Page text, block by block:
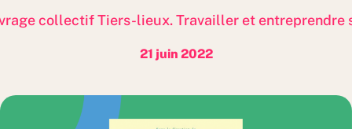
collectif Tiers-lieux. Travailler et entreprendre
21 juin 2022